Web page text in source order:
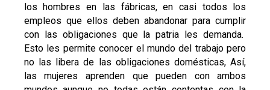
los hombres en las fábricas, en casi todos los
empleos que ellos deben abandonar para cumplir
con las obligaciones que la patria les demanda.
Esto les permite conocer el mundo del trabajo pero
no las libera de las obligaciones domésticas, Así,
las mujeres aprenden que pueden con ambos